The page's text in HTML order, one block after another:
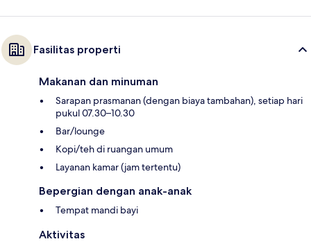
Fasilitas properti
Makanan dan minuman
Sarapan prasmanan (dengan biaya tambahan), setiap hari
pukul 07.30–10.30
Bar/lounge
Kopi/teh di ruangan umum
Layanan kamar (jam tertentu)
Bepergian dengan anak-anak
Tempat mandi bayi
Aktivitas